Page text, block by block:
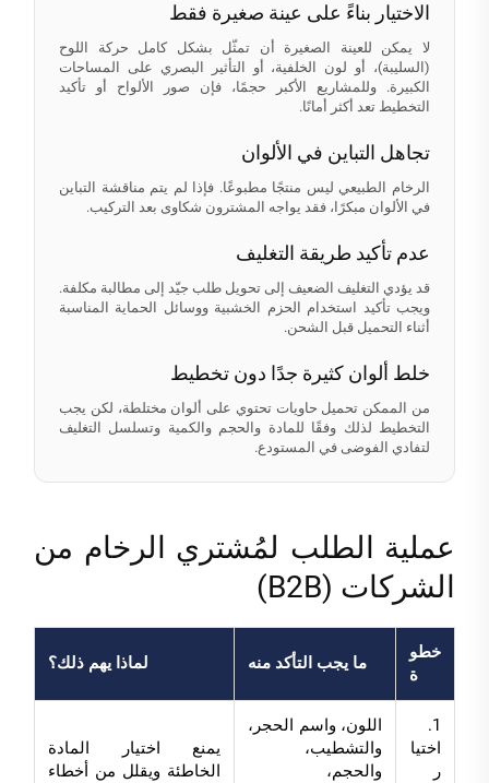
الاختيار بناءً على عينة صغيرة فقط
لا يمكن للعينة الصغيرة أن تمثّل بشكل كامل حركة اللوح
(السليبة)، أو لون الخلفية، أو التأثير البصري على المساحات
الكبيرة. وللمشاريع الأكبر حجمًا، فإن صور الألواح أو تأكيد
التخطيط تعد أكثر أمانًا.
تجاهل التباين في الألوان
الرخام الطبيعي ليس منتجًا مطبوعًا. فإذا لم يتم مناقشة التباين
في الألوان مبكرًا، فقد يواجه المشترون شكاوى بعد التركيب.
عدم تأكيد طريقة التغليف
قد يؤدي التغليف الضعيف إلى تحويل طلب جيّد إلى مطالبة مكلفة.
ويجب تأكيد استخدام الحزم الخشبية ووسائل الحماية المناسبة
أثناء التحميل قبل الشحن.
خلط ألوان كثيرة جدًا دون تخطيط
من الممكن تحميل حاويات تحتوي على ألوان مختلطة، لكن يجب
التخطيط لذلك وفقًا للمادة والحجم والكمية وتسلسل التغليف
لتفادي الفوضى في المستودع.
عملية الطلب لمُشتري الرخام من
الشركات (B2B)
خطو
ة
ما يجب التأكد منه لماذا يهم ذلك؟
1.
اختيا
ر
اللون، واسم الحجر،
والتشطيب،
والحجم،
يمنع اختيار المادة
الخاطئة ويقلل من أخطاء